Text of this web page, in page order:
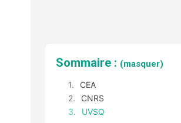
Sommaire : (masquer)
CEA
CNRS
UVSQ